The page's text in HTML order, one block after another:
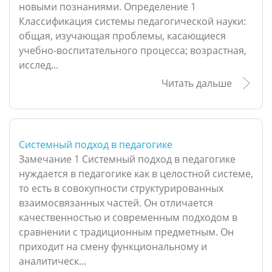
новыми познаниями. Определение 1
Классификация системы педагогической науки:
общая, изучающая проблемы, касающиеся
учебно-воспитательного процесса; возрастная,
исслед...
Читать дальше
Системный подход в педагогике
Замечание 1 Системный подход в педагогике
нуждается в педагогике как в целостной системе,
то есть в совокупности структурированных
взаимосвязанных частей. Он отличается
качественностью и современным подходом в
сравнении с традиционным предметным. Он
приходит на смену функциональному и
аналитическ...